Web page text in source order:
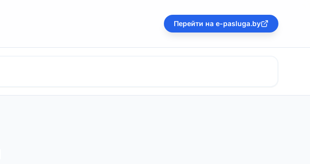
Перейти на e-pasluga.by